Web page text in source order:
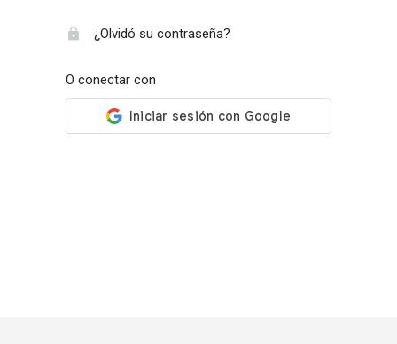
¿Olvidó su contraseña?
O conectar con